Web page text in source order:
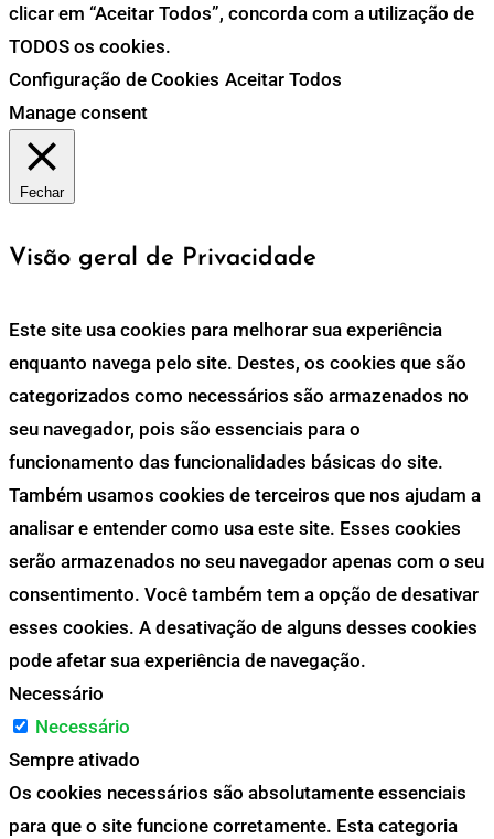
clicar em “Aceitar Todos”, concorda com a utilização de
TODOS os cookies.
Configuração de Cookies Aceitar Todos
Manage consent
Fechar
Visão geral de Privacidade
Este site usa cookies para melhorar sua experiência
enquanto navega pelo site. Destes, os cookies que são
categorizados como necessários são armazenados no
seu navegador, pois são essenciais para o
funcionamento das funcionalidades básicas do site.
Também usamos cookies de terceiros que nos ajudam a
analisar e entender como usa este site. Esses cookies
serão armazenados no seu navegador apenas com o seu
consentimento. Você também tem a opção de desativar
esses cookies. A desativação de alguns desses cookies
pode afetar sua experiência de navegação.
Necessário
Necessário
Sempre ativado
Os cookies necessários são absolutamente essenciais
para que o site funcione corretamente. Esta categoria